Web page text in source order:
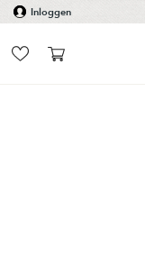
Inloggen